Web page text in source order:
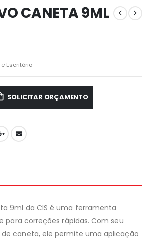
CANETA 9ML
Escritório
SOLICITAR ORÇAMENTO
9ml da CIS é uma ferramenta
para correções rápidas. Com seu
caneta, ele permite uma aplicação